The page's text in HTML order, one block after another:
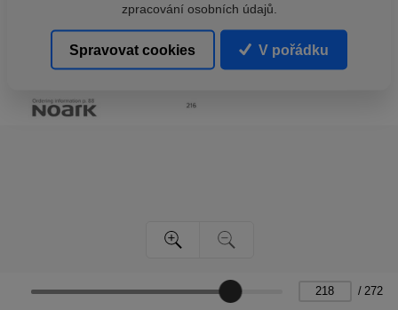
/ 272
zpracování osobních údajů.
Spravovat cookies V pořádku